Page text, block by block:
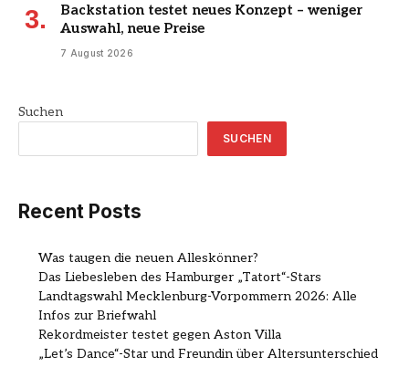
Backstation testet neues Konzept – weniger
Auswahl, neue Preise
7 August 2026
Suchen
SUCHEN
Recent Posts
Was taugen die neuen Alleskönner?
Das Liebesleben des Hamburger „Tatort“-Stars
Landtagswahl Mecklenburg-Vorpommern 2026: Alle
Infos zur Briefwahl
Rekordmeister testet gegen Aston Villa
„Let’s Dance“-Star und Freundin über Altersunterschied